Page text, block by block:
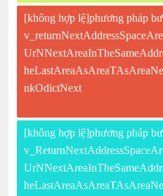
[không hợp lệ]phương pháp
nkOdictNext
[không hợp lệ]phương pháp